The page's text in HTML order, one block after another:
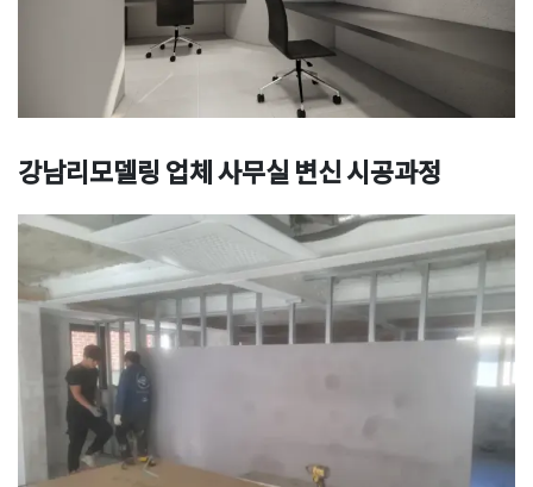
강남리모델링 업체 사무실 변신 시공과정